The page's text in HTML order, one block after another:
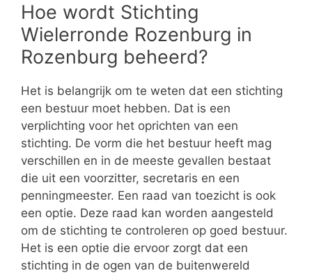
Hoe wordt Stichting
Wielerronde Rozenburg in
Rozenburg beheerd?
Het is belangrijk om te weten dat een stichting
een bestuur moet hebben. Dat is een
verplichting voor het oprichten van een
stichting. De vorm die het bestuur heeft mag
verschillen en in de meeste gevallen bestaat
die uit een voorzitter, secretaris en een
penningmeester. Een raad van toezicht is ook
een optie. Deze raad kan worden aangesteld
om de stichting te controleren op goed bestuur.
Het is een optie die ervoor zorgt dat een
stichting in de ogen van de buitenwereld